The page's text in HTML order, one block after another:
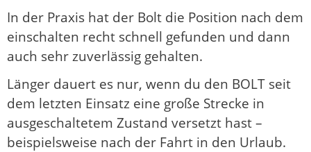
In der Praxis hat der Bolt die Position nach dem
einschalten recht schnell gefunden und dann
auch sehr zuverlässig gehalten.
Länger dauert es nur, wenn du den BOLT seit
dem letzten Einsatz eine große Strecke in
ausgeschaltetem Zustand versetzt hast –
beispielsweise nach der Fahrt in den Urlaub.